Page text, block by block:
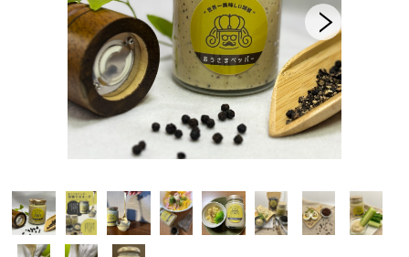
カンボジア産胡椒（カンポットペッパー)
胡椒マヨネーズ(ブラックペッパーマヨネーズ）
カンボジア産塩「カンボジア産天日塩(シーソルト）」
胡椒ハーブティー
カンボジア産ドライフルーツ
焼き菓子